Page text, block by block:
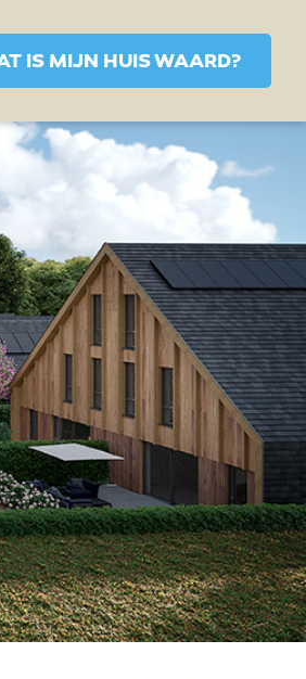
IS MIJN HUIS WAARD?